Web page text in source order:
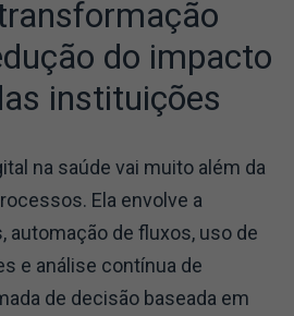
do impacto
instituições
na saúde vai muito além da
Ela envolve a
automação de fluxos, uso de
e análise contínua de
de decisão baseada em